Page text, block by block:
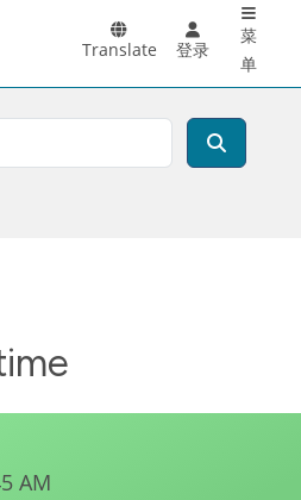
Translate 登录
菜
单
AM